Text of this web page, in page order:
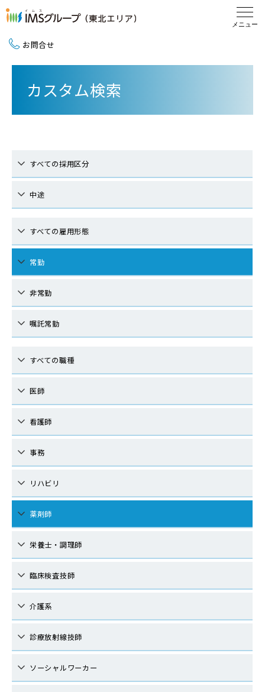
お問合せ
カスタム検索
すべての採用区分
中途
すべての雇用形態
常勤
非常勤
嘱託常勤
すべての職種
医師
看護師
事務
リハビリ
薬剤師
栄養士・調理師
臨床検査技師
介護系
診療放射線技師
ソーシャルワーカー